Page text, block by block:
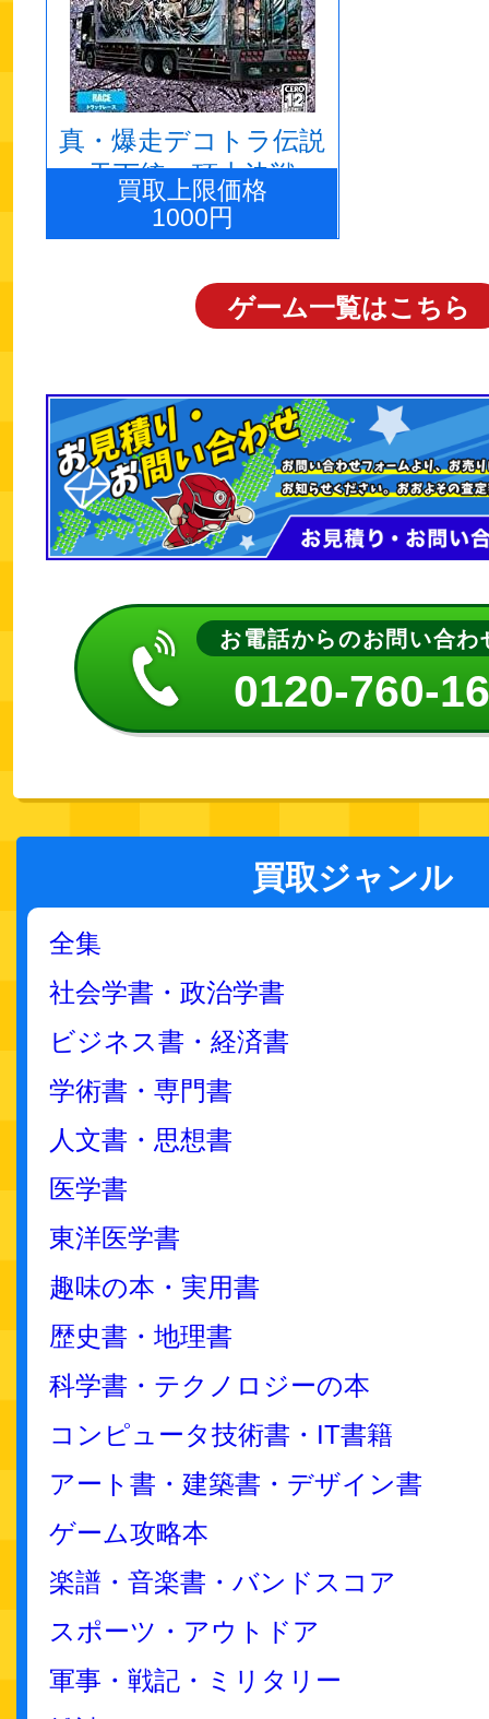
真・爆走デコトラ伝説
~天下統一頂上決戦~
買取上限価格
1000円
ゲーム一覧はこちら
お電話からのお問い合わ
0120-760-
買取ジャンル
全集
社会学書・政治学書
ビジネス書・経済書
学術書・専門書
人文書・思想書
医学書
東洋医学書
趣味の本・実用書
歴史書・地理書
科学書・テクノロジーの本
コンピュータ技術書・IT書籍
アート書・建築書・デザイン書
ゲーム攻略本
楽譜・音楽書・バンドスコア
スポーツ・アウトドア
軍事・戦記・ミリタリー